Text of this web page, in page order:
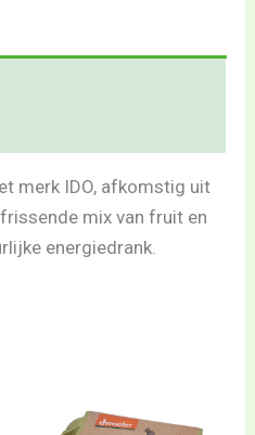
merk IDO, afkomstig uit
mix van fruit en
energiedrank.